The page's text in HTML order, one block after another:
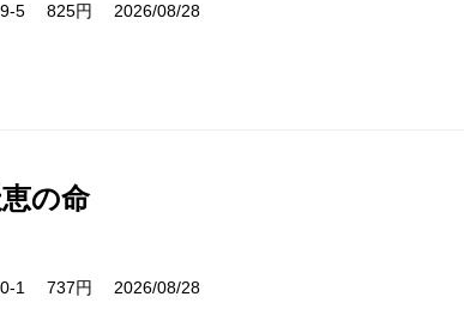
5 825円 2026/08/28
の命
1 737円 2026/08/28